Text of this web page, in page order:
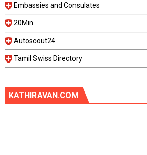
Embassies and Consulates
20Min
Autoscout24
Tamil Swiss Directory
KATHIRAVAN.COM